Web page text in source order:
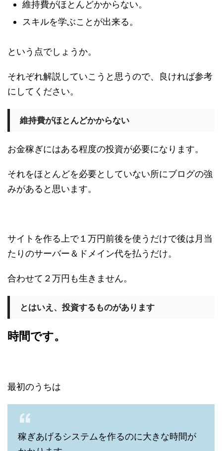
維持費がほとんどかからない。
スキルを学ぶことが出来る。
という点でしょうか。
それぞれ解説していこうと思うので、良ければ参考
にしてください。
維持費がほとんどかからない
お金稼ぎにはある程度の投資が必要になります。
それをほとんどを必要としていない所にブログの強
みがあると思います。
サイトを作る上で１万円前後を使うだけで後は月当
たりのサーバー＆ドメイン代を払うだけ。
合わせて２万円も生きません。
とはいえ、投資するものがあります
時間です。
最初のうちは
稼ぎあげるシステムを作るのに大きな時間が